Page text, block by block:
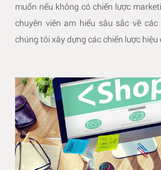
muốn nếu không có chiến lược
chuyên viên am hiểu sâu sắc về
chúng tôi xây dựng các chiến lược hiệu